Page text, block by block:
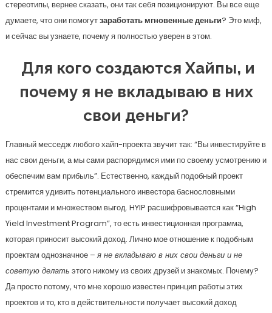
стереотипы, вернее сказать, они так себя позиционируют. Вы все еще
думаете, что они помогутзаработать мгновенные деньги? Это миф,
и сейчас вы узнаете, почему я полностью уверен в этом.
Для кого создаются Хайпы, и
почему я не вкладываю в них
свои деньги?
Главный месседж любого хайп-проекта звучит так: “Вы инвестируйте в
нас свои деньги, а мы сами распорядимся ими по своему усмотрению и
обеспечим вам прибыль”. Естественно, каждый подобный проект
стремится удивить потенциального инвестора баснословными
процентами и множеством выгод. HYIP расшифровывается как “High
Yield Investment Program”, то есть инвестиционная программа,
которая приносит высокий доход. Лично мое отношение к подобным
проектам однозначное – я не вкладываю в них свои деньги и не
советую делать этого никому из своих друзей и знакомых. Почему?
Да просто потому, что мне хорошо известен принцип работы этих
проектов и то, кто в действительности получает высокий доход